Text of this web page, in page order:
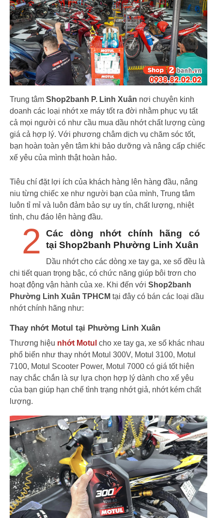
Trung tâm Shop2banh P. Linh Xuân nơi chuyên kinh
doanh các loại nhớt xe máy tốt ra đời nhằm phục vụ tất
cả mọi người có như cầu mua dầu nhớt chất lượng cùng
giá cả hợp lý. Với phương châm dịch vụ chăm sóc tốt,
bạn hoàn toàn yên tâm khi bảo dưỡng và nâng cấp chiếc
xế yêu của mình thật hoàn hảo.
Tiêu chí đặt lợi ích của khách hàng lên hàng đầu, nâng
niu từng chiếc xe như người bạn của mình, Trung tâm
luôn tỉ mỉ và luôn đảm bảo sự uy tín, chất lượng, nhiệt
tình, chu đáo lên hàng đầu.
2
Các dòng nhớt chính hãng có
tại Shop2banh Phường Linh Xuân
Dầu nhớt cho các dòng xe tay ga, xe số đều là
chi tiết quan trọng bậc, có chức năng giúp bôi trơn cho
hoạt động vận hành của xe. Khi đến với Shop2banh
Phường Linh Xuân TPHCM tại đây có bán các loại dầu
nhớt chính hãng như:
Thay nhớt Motul tại Phường Linh Xuân
Thương hiệu nhớt Motul cho xe tay ga, xe số khác nhau
phổ biến như thay nhớt Motul 300V, Motul 3100, Motul
7100, Motul Scooter Power, Motul 7000 có giá tốt hiện
nay chắc chắn là sự lựa chọn hợp lý dành cho xế yêu
của bạn giúp hạn chế tình trạng nhớt giả, nhớt kém chất
lượng.